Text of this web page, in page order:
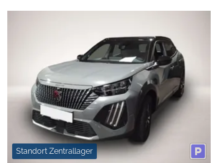
Standort Zentrallager